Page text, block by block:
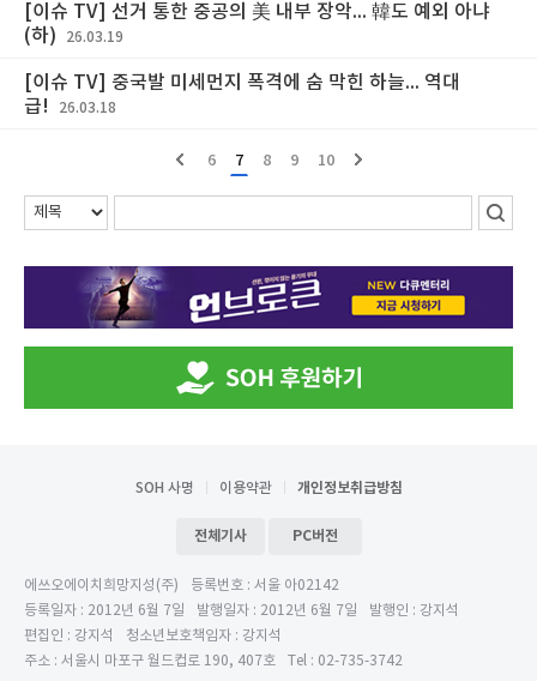
[이슈 TV] 선거 통한 중공의 美 내부 장악... 韓도 예외 아냐
(하)
26.03.19
[이슈 TV] 중국발 미세먼지 폭격에 숨 막힌 하늘... 역대
급!
26.03.18
6 7 8 9 10
SOH 사명 이용약관 개인정보취급방침
전체기사 PC버전
에쓰오에이치희망지성(주)
등록번호 : 서울 아02142
등록일자 : 2012년 6월 7일
발행일자 : 2012년 6월 7일
발행인 : 강지석
편집인 : 강지석
청소년보호책임자 : 강지석
주소 : 서울시 마포구 월드컵로 190, 407호
Tel : 02-735-3742